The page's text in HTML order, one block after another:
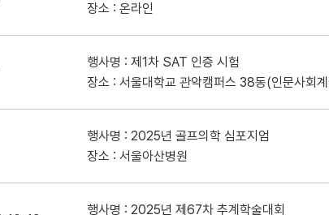
장소 : 온라인
행사명 : 제1차 SAT 인증 시험
장소 : 서울대학교 관악캠퍼스 38동(인문사회
행사명 : 2025년 골프의학 심포지엄
장소 : 서울아산병원
행사명 : 2025년 제67차 추계학술대회